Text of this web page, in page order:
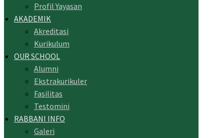
Profil Yayasan
AKADEMIK
Akreditasi
Kurikulum
OUR SCHOOL
Alumni
Ekstrakurikuler
Fasilitas
Testomini
RABBANI INFO
Galeri